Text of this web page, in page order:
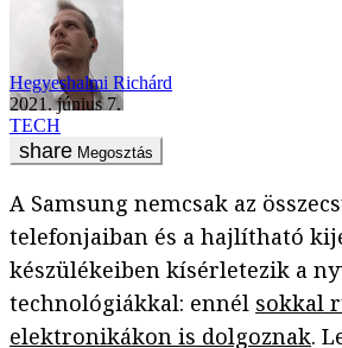
Hegyeshalmi Richárd
2021. június 7.
TECH
Megosztás
A Samsung nemcsak az
telefonjaiban és a hajlítható
készülékeiben kísérletezik a
technológiákkal: ennél sokkal
elektronikákon is dolgoznak.